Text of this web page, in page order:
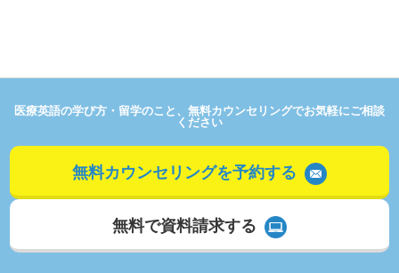
医療英語の学び方・留学のこと、無料カウンセリングでお気軽にご相談
ください
無料カウンセリングを予約する
無料で資料請求する